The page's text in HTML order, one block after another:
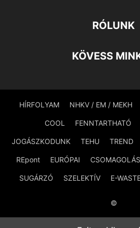
RÓLUNK
KÖVESS
HÍRFOLYAM NHKV / EM / MEKH
COOL FENNTARTHATÓ
JOGÁSZKODUNK TEHU TREND
REpont EURÓPAI
SUGÁRZÓ SZELEKTÍV E-
©